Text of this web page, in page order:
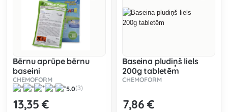
Bērnu aprūpe bērnu
baseini
CHEMOFORM
5.0(3)
13,35 €
Baseina pludiņš liels
200g tabletēm
CHEMOFORM
7,86 €